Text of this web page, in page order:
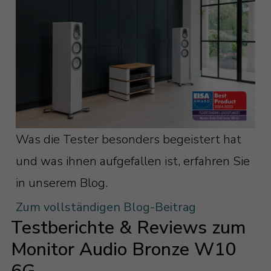
Was die Tester besonders begeistert hat
und was ihnen aufgefallen ist, erfahren Sie
in unserem Blog.
Zum vollständigen Blog-Beitrag
Testberichte & Reviews zum
Monitor Audio Bronze W10